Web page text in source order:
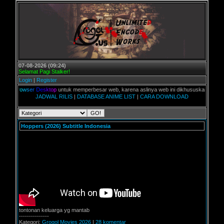
07-08-2026 (09:24)
Selamat Pagi Stalker!
Login | Register
opuntuk memperbesar web, karena aslinya web ini dikhususkan untuk pengguna
JADWAL RILIS | DATABASE ANIME LIST | CARA DOWNLOAD
Hoppers (2026) Subtitle Indonesia
tontonan keluarga yg mantab
---------------
Kategori: Grogol Movies 2026 | 28 komentar